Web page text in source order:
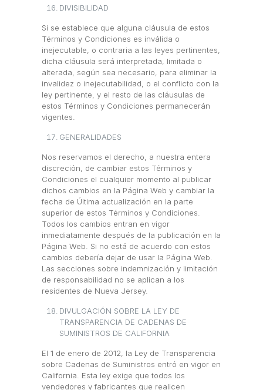
DIVISIBILIDAD
Si se establece que alguna cláusula de estos
Términos y Condiciones es inválida o
inejecutable, o contraria a las leyes pertinentes,
dicha cláusula será interpretada, limitada o
alterada, según sea necesario, para eliminar la
invalidez o inejecutabilidad, o el conflicto con la
ley pertinente, y el resto de las cláusulas de
estos Términos y Condiciones permanecerán
vigentes.
GENERALIDADES
Nos reservamos el derecho, a nuestra entera
discreción, de cambiar estos Términos y
Condiciones el cualquier momento al publicar
dichos cambios en la Página Web y cambiar la
fecha de Última actualización en la parte
superior de estos Términos y Condiciones.
Todos los cambios entran en vigor
inmediatamente después de la publicación en la
Página Web. Si no está de acuerdo con estos
cambios debería dejar de usar la Página Web.
Las secciones sobre indemnización y limitación
de responsabilidad no se aplican a los
residentes de Nueva Jersey.
DIVULGACIÓN SOBRE LA LEY DE
TRANSPARENCIA DE CADENAS DE
SUMINISTROS DE CALIFORNIA
El 1 de enero de 2012, la Ley de Transparencia
sobre Cadenas de Suministros entró en vigor en
California. Esta ley exige que todos los
vendedores y fabricantes que realicen